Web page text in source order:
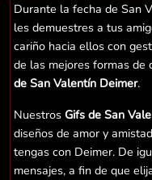
Durante la fecha de San
les demuestres a tus
cariño hacia ellos con
de las mejores formas de
de San Valentín Deimer.
Nuestros Gifs de San
diseños de amor y
tengas con Deimer. De
mensajes, a fin de que